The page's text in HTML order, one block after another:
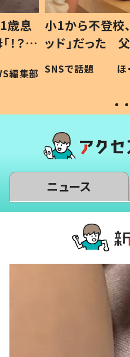
歳息
？」
編集部
小1から不登校
ッド」だった
作り続ける理
#令和の子
SNSで話題 ほ
ニュース